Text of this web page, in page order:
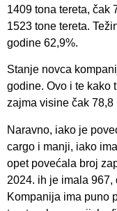
1409 tona tereta, čak
1523 tone tereta.
godine 62,9%.
Stanje novca
godine. Ovo i te kako
zajma visine čak
Naravno, iako je
cargo i manji, iako
opet povećala broj
2024. ih je imala
Kompanija ima puno